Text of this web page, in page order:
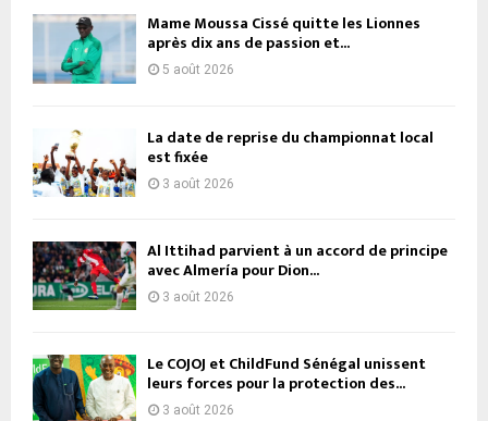
Mame Moussa Cissé quitte les Lionnes
après dix ans de passion et...
5 août 2026
La date de reprise du championnat local
est fixée
3 août 2026
Al Ittihad parvient à un accord de principe
avec Almería pour Dion...
3 août 2026
Le COJOJ et ChildFund Sénégal unissent
leurs forces pour la protection des...
3 août 2026